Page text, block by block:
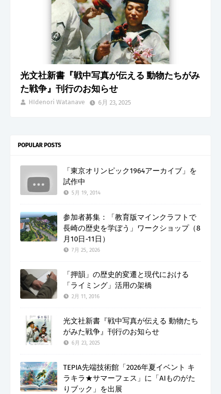
光文社新書『戦中写真が伝える 動物たちがみ
た戦争』刊行のお知らせ
HIdenori Watanave 6月 23, 2025
POPULAR POSTS
「東京オリンピック1964アーカイブ」を
試作中
5月 19, 2014
参加者募集：「教育版マインクラフトで
長崎の歴史を学ぼう」ワークショップ（8
月10日-11日）
7月 25, 2026
「押韻」の歴史的変遷と現代における
「ライミング」活用の架橋
2月 11, 2016
光文社新書『戦中写真が伝える 動物たち
がみた戦争』刊行のお知らせ
6月 23, 2025
TEPIA先端技術館「2026年夏イベント キ
ラキラ★サマーフェス」に「AIものがた
りブック」を出展